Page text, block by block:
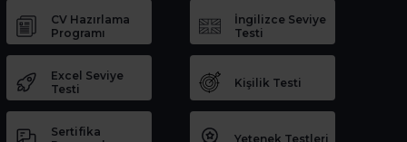
CV Hazırlama
Programı
İngilizce Seviye
Testi
Excel Seviye
Testi
Kişilik Testi
Sertifika
Yetenek Testleri